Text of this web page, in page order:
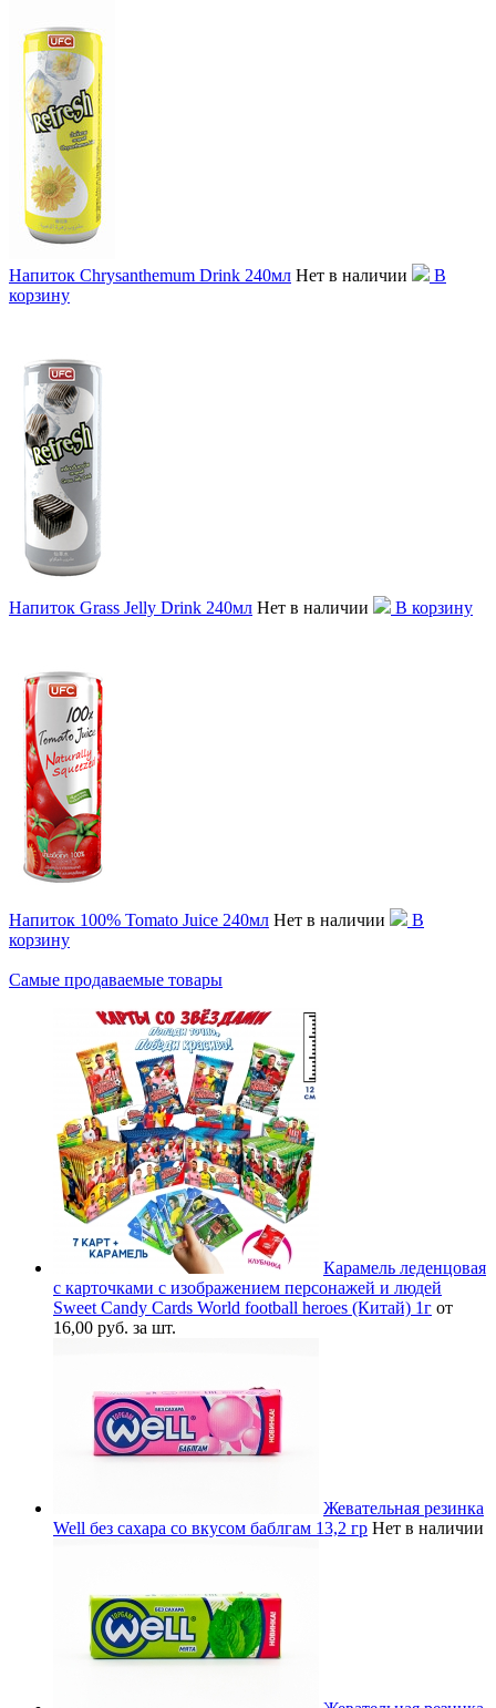
Напиток Chrysanthemum Drink 240мл Нет в наличии
В
корзину
Напиток Grass Jelly Drink 240мл Нет в наличии В корзину
Напиток 100% Tomato Juice 240мл Нет в наличии
В
корзину
Самые продаваемые товары
Карамель леденцовая
с карточками с изображением персонажей и людей
Sweet Candy Cards World football heroes (Китай) 1г от
16,00 руб. за шт.
Жевательная резинка
Well без сахара со вкусом баблгам 13,2 гр Нет в наличии